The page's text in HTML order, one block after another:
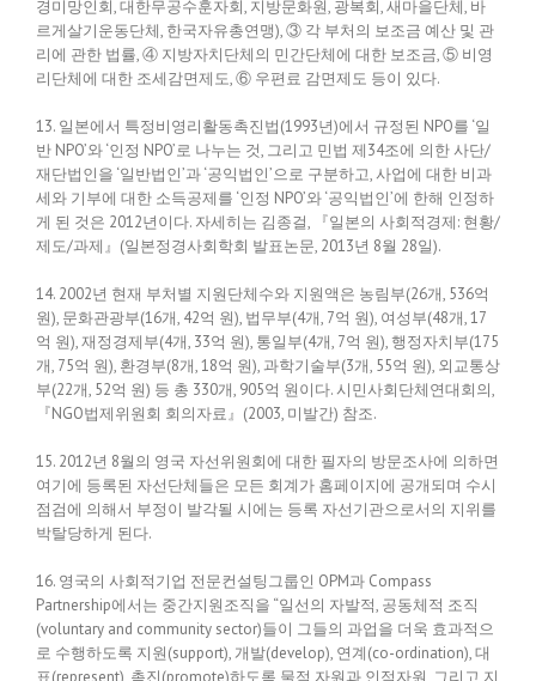
경미망인회, 대한무공수훈자회, 지방문화원, 광복회, 새마을단체, 바
르게살기운동단체, 한국자유총연맹), ③ 각 부처의 보조금 예산 및 관
리에 관한 법률, ④ 지방자치단체의 민간단체에 대한 보조금, ⑤ 비영
리단체에 대한 조세감면제도, ⑥ 우편료 감면제도 등이 있다.
13. 일본에서 특정비영리활동촉진법(1993년)에서 규정된 NPO를 ‘일
반 NPO’와 ‘인정 NPO’로 나누는 것, 그리고 민법 제34조에 의한 사단/
재단법인을 ‘일반법인’과 ‘공익법인’으로 구분하고, 사업에 대한 비과
세와 기부에 대한 소득공제를 ‘인정 NPO’와 ‘공익법인’에 한해 인정하
게 된 것은 2012년이다. 자세히는 김종걸, 『일본의 사회적경제: 현황/
제도/과제』(일본정경사회학회 발표논문, 2013년 8월 28일).
14. 2002년 현재 부처별 지원단체수와 지원액은 농림부(26개, 536억
원), 문화관광부(16개, 42억 원), 법무부(4개, 7억 원), 여성부(48개, 17
억 원), 재정경제부(4개, 33억 원), 통일부(4개, 7억 원), 행정자치부(175
개, 75억 원), 환경부(8개, 18억 원), 과학기술부(3개, 55억 원), 외교통상
부(22개, 52억 원) 등 총 330개, 905억 원이다. 시민사회단체연대회의,
『NGO법제위원회 회의자료』(2003, 미발간) 참조.
15. 2012년 8월의 영국 자선위원회에 대한 필자의 방문조사에 의하면
여기에 등록된 자선단체들은 모든 회계가 홈페이지에 공개되며 수시
점검에 의해서 부정이 발각될 시에는 등록 자선기관으로서의 지위를
박탈당하게 된다.
16. 영국의 사회적기업 전문컨설팅그룹인 OPM과 Compass
Partnership에서는 중간지원조직을 “일선의 자발적, 공동체적 조직
(voluntary and community sector)들이 그들의 과업을 더욱 효과적으
로 수행하도록 지원(support), 개발(develop), 연계(co-ordination), 대
표(represent), 촉진(promote)하도록 물적 자원과 인적자원, 그리고 지